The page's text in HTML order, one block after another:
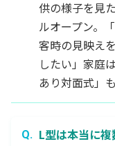
供の様子を見
ルオープン。
客時の見映え
したい」家庭
あり対面式」
L型は本当に